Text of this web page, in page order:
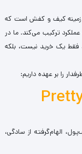
کیف و کفش است که
ترکیب می‌کند. ما در
فقط یک خرید نیست، بلکه
را بر عهده داریم:
الهام‌گرفته از سادگی،